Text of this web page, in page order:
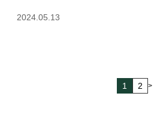
2024.05.13
1 2 >